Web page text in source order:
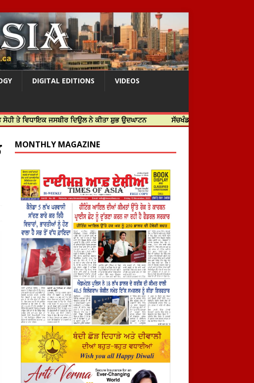
DIGITAL EDITIONS VIDEOS
ਜਸਬੀਰ ਦਿਉਲ ਨੇ ਕੀਤਾ ਸ਼ੁਭ ਉਦਘਾਟਨ ਸੱਚਖੰਡ ਸ੍ਰੀ ਹਰਿਮੰਦਰ ਸਾਹਿਬ ਵਿਖੇ ਸਜੇ ਜਲੌਅ
MONTHLY MAGAZINE